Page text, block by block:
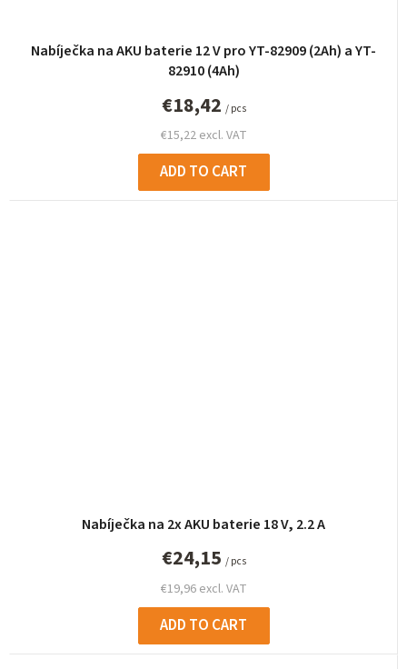
Nabíječka na AKU baterie 12 V pro YT-82909 (2Ah) a YT-
82910 (4Ah)
€15,22 excl. VAT
€18,42 / pcs
ADD TO CART
Nabíječka na 2x AKU baterie 18 V, 2.2 A
€19,96 excl. VAT
€24,15 / pcs
ADD TO CART